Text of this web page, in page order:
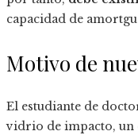
capacidad de
Motivo de
El estudiante de
vidrio de impacto, un